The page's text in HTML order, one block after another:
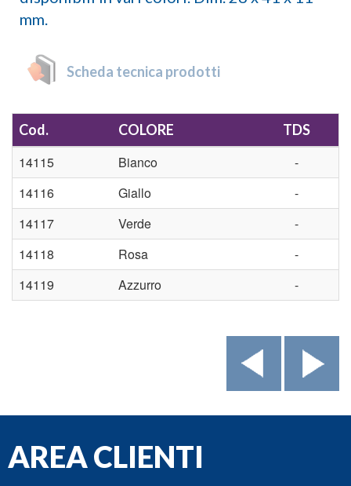
mm.
Scheda tecnica prodotti
Cod. COLORE TDS
14115 Bianco
-
14116
Giallo
-
14117
Verde
-
14118
Rosa
-
14119
Azzurro -
AREA CLIENTI